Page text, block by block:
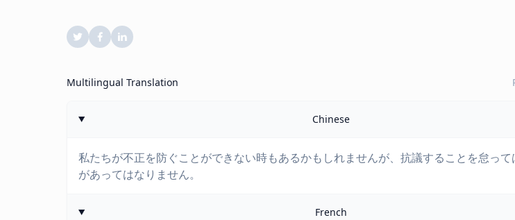
Multilingual Translation
Chinese
私たちが不正を防ぐことができない時もあるかもしれませんが、抗議することを怠っ
があってはなりません。
French